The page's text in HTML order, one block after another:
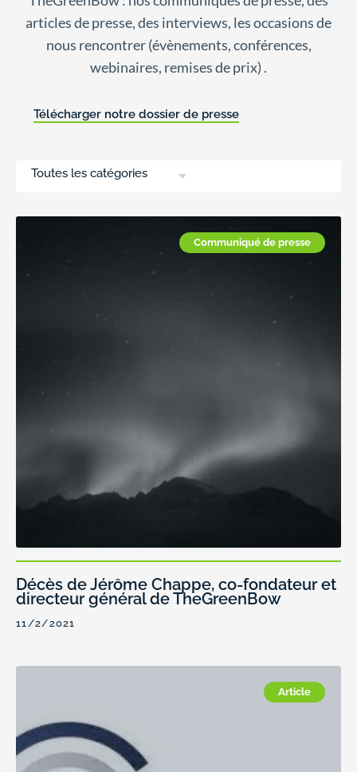
articles de presse, des interviews, les occasions de
nous rencontrer (évènements, conférences,
webinaires, remises de prix) .
Télécharger notre dossier de presse
Toutes les catégories
Communiqué de presse
Décès de Jérôme Chappe, co-fondateur et
directeur général de TheGreenBow
11/2/2021
Article